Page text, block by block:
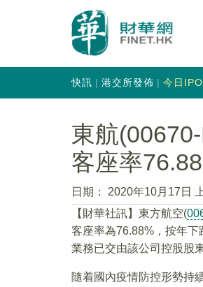
快訊 港交所發佈 今日IPO
東航
客座率
日期：
2020年10月17日
【財華社訊】東方航空(
客座率為76.88%，按年
業務已交由該公司控股股
隨着國內疫情防控形勢持